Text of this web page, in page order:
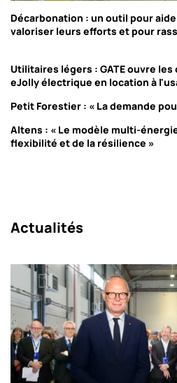
Décarbonation : un outil pour
valoriser leurs efforts et pour
Utilitaires légers : GATE ouvre les
eJolly électrique en location à
Petit Forestier : « La demande
Altens : « Le modèle multi-
flexibilité et de la résilience »
Actualités